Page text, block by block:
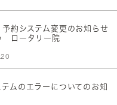
予約システム変更のお知らせ
ロータリー院
ムのエラーについてのお知